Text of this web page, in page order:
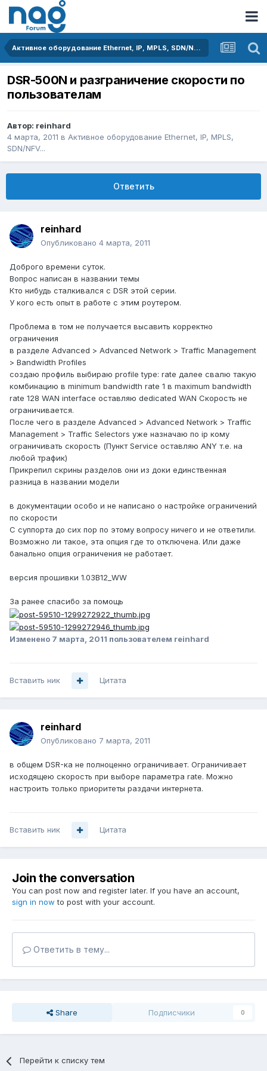
Активное оборудование Ethernet, IP, MPLS, SDN/NFV...
DSR-500N и разграничение скорости по
пользователам
Автор: reinhard
4 марта, 2011 в Активное оборудование Ethernet, IP, MPLS,
SDN/NFV...
Ответить
reinhard
Опубликовано 4 марта, 2011
Доброго времени суток.
Вопрос написан в названии темы
Кто нибудь сталкивался с DSR этой серии.
У кого есть опыт в работе с этим роутером.
Проблема в том не получается высавить корректно
ограничения
в разделе Advanced > Advanced Network > Traffic Management
> Bandwidth Profiles
создаю профиль выбираю profile type: rate далее свалю такую
комбинацию в minimum bandwidth rate 1 в maximum bandwidth
rate 128 WAN interface оставляю dedicated WAN Скорость не
ограничивается.
После чего в разделе Advanced > Advanced Network > Traffic
Management > Traffic Selectors уже назначаю по ip кому
ограничивать скорость (Пункт Service оставляю ANY т.е. на
любой трафик)
Прикрепил скрины разделов они из доки единственная
разница в названии модели
в документации особо и не написано о настройке ограничений
по скорости
С суппорта до сих пор по этому вопросу ничего и не ответили.
Возможно ли такое, эта опция где то отключена. Или даже
банально опция ограничения не работает.
версия прошивки 1.03B12_WW
За ранее спасибо за помощь
Изменено 7 марта, 2011 пользователем reinhard
Вставить ник Цитата
reinhard
Опубликовано 7 марта, 2011
в общем DSR-ка не полноценно ограничивает. Ограничивает
исходящею скорость при выборе параметра rate. Можно
настроить только приоритеты раздачи интернета.
Вставить ник Цитата
Join the conversation
You can post now and register later. If you have an account,
sign in now to post with your account.
Ответить в тему...
Share Подписчики 0
Перейти к списку тем